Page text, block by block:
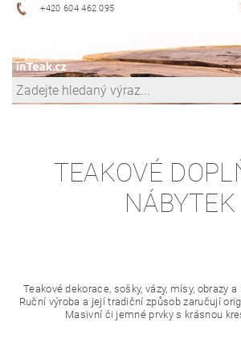
+420 604 462 095
TEAKOVÉ
NÁBYTEK
Teakové dekorace, sošky, vázy, mísy, obrazy
Ruční výroba a její tradiční způsob zaručují
Masivní či jemné prvky s krásnou